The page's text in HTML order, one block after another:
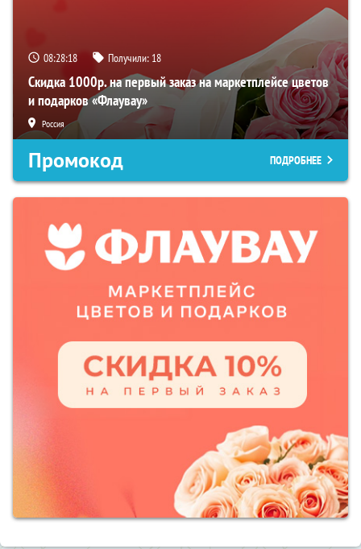
08:28:17 Получили: 18
Скидка 1000р. на первый заказ на маркетплейсе цветов
и подарков «Флаувау»
Россия
Промокод ПОДРОБНЕЕ